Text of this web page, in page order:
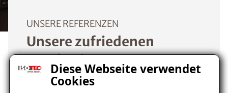
Diese Webseite verwendet
Cookies
UNSERE REFERENZEN
Unsere zufriedenen
Kunden im Raum
Osterwarngau